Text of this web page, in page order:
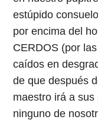
estúpido
por encima del
CERDOS (por
caídos en
de que después
maestro irá a
ninguno de